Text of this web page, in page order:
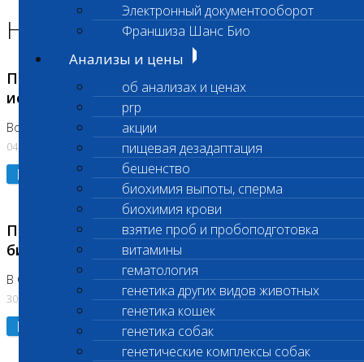
Электронный документооборот
Франшиза Шанс Био
Анализы и цены
об анализах и ценах
prp
акции
пищевая дезадаптация
бешенство
биохимия выпоты, сперма
биохимия крови
взятие проб и пробоподготовка
витамины
гематология
генетика других видов животных
генетика кошек
генетика собак
генетические комплексы собак
Новости лаборатории
Приостановка срочных биохимических
исследований
Во Владыкино
04.08.2026
Подробнее
Приостановлено выполнение срочных
биохимических исследований
В Сколково. Код (123,309,310)
30.07.2026
Подробнее